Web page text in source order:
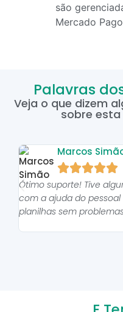
são
Mercado
Palavras
Veja o que dizem
sobre
Marcos

Ótimo suporte! Tive
com a ajuda do
planilhas sem